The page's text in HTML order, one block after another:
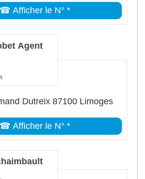
☎ Afficher le N° *
Agent
Dutreix 87100 Limoges
☎ Afficher le N° *